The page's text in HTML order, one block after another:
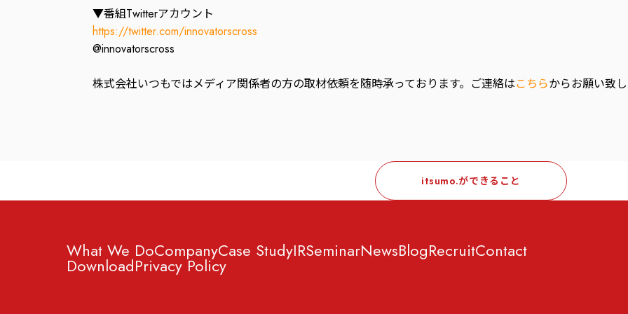
▼番組Twitterアカウント
https://twitter.com/innovatorscross
@innovatorscross
株式会社いつもではメディア関係者の方の取材依頼を随時承っております。ご連絡はこちらからお願い致
itsumo.ができること
What We DoCompanyCase StudyIRSeminarNewsBlogRecruitContact
DownloadPrivacy Policy